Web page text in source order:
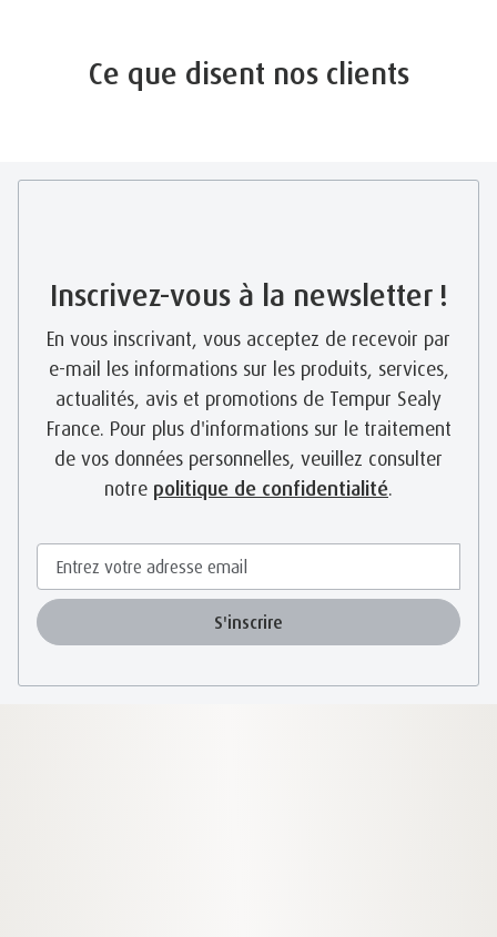
Ce que disent nos clients
Inscrivez-vous à la newsletter !
En vous inscrivant, vous acceptez de recevoir par
e-mail les informations sur les produits, services,
actualités, avis et promotions de Tempur Sealy
France. Pour plus d'informations sur le traitement
de vos données personnelles, veuillez consulter
notre politique de confidentialité.
S'inscrire